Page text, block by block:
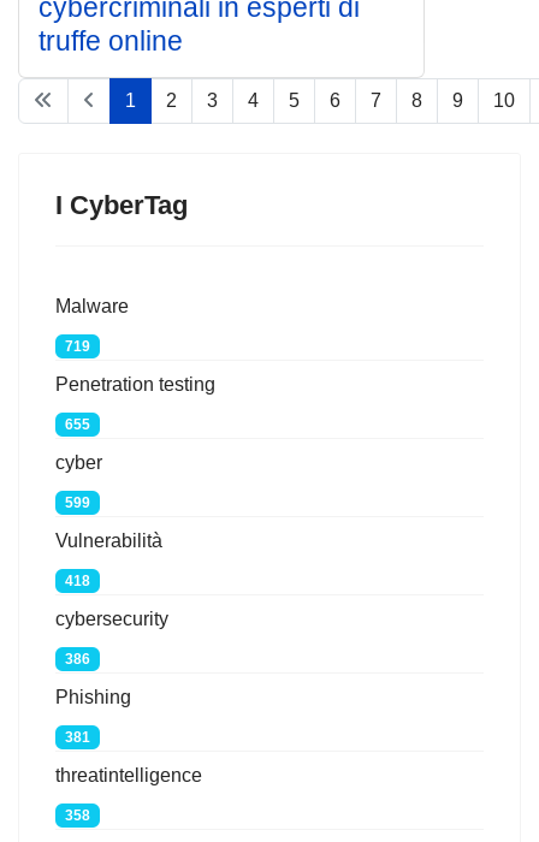
cybercriminali in esperti di
truffe online
Pagina 1 di 75
1 2 3 4 5 6 7 8 9 10
I CyberTag
Malware
719
Penetration testing
655
cyber
599
Vulnerabilità
418
cybersecurity
386
Phishing
381
threatintelligence
358